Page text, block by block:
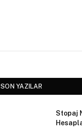
SON YAZILAR
Stopaj